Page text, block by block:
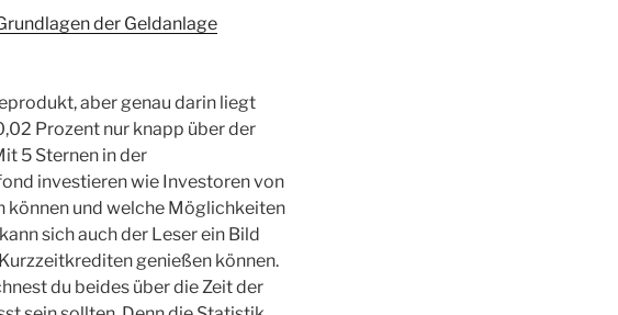
der Geldanlage
aber genau darin liegt
Prozent nur knapp über der
5 Sternen in der
investieren wie Investoren von
und welche Möglichkeiten
sich auch der Leser ein Bild
genießen können.
du beides über die Zeit der